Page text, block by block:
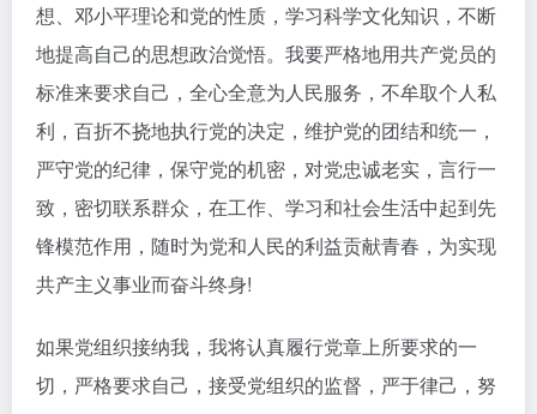
想、邓小平理论和党的性质，学习科学文化知识，不断
地提高自己的思想政治觉悟。我要严格地用共产党员的
标准来要求自己，全心全意为人民服务，不牟取个人私
利，百折不挠地执行党的决定，维护党的团结和统一，
严守党的纪律，保守党的机密，对党忠诚老实，言行一
致，密切联系群众，在工作、学习和社会生活中起到先
锋模范作用，随时为党和人民的利益贡献青春，为实现
共产主义事业而奋斗终身!
如果党组织接纳我，我将认真履行党章上所要求的一
切，严格要求自己，接受党组织的监督，严于律己，努